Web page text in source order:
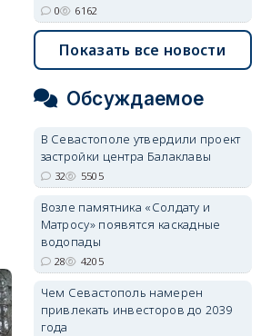
Губернатор Севастополя
рассказал о перспективах
электроснабжения города
делают практически
07/08/2026 10:13 4611
0 6162
Показать все новости
Обсуждаемое
В Севастополе утвердили проект
застройки центра Балаклавы
32 5505
Возле памятника «Солдату и
Матросу» появятся каскадные
водопады
28 4205
Чем Севастополь намерен
привлекать инвесторов до 2039
года